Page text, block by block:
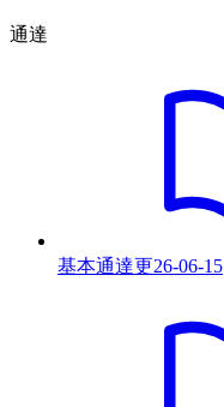
通達
基本通達更26-06-15